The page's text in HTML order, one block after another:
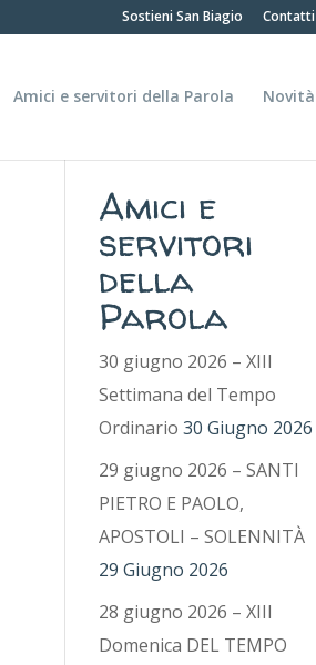
Sostieni San Biagio Contatti
Amici e servitori della Parola Novità
Amici e
servitori
della
Parola
30 giugno 2026 – XIII
Settimana del Tempo
Ordinario 30 Giugno 2026
29 giugno 2026 – SANTI
PIETRO E PAOLO,
APOSTOLI – SOLENNITÀ
29 Giugno 2026
28 giugno 2026 – XIII
Domenica DEL TEMPO